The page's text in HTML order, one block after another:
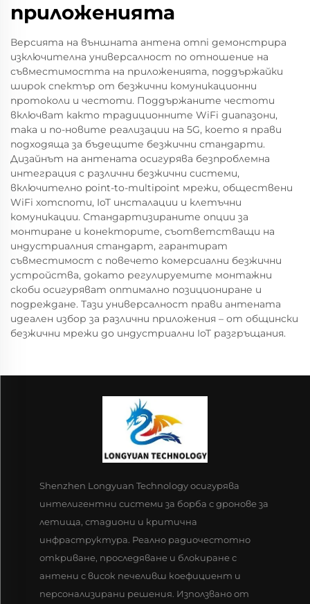
приложенията
Версията на външната антена omni демонстрира
изключителна универсалност по отношение на
съвместимостта на приложенията, поддържайки
широк спектър от безжични комуникационни
протоколи и честоти. Поддържаните честоти
включват както традиционните WiFi диапазони,
така и по-новите реализации на 5G, което я прави
подходяща за бъдещите безжични стандарти.
Дизайнът на антената осигурява безпроблемна
интеграция с различни безжични системи,
включително point-to-multipoint мрежи, обществени
WiFi хотспоти, IoT инсталации и клетъчни
комуникации. Стандартизираните опции за
монтиране и конекторите, съответстващи на
индустриалния стандарт, гарантират
съвместимост с повечето комерсиални безжични
устройства, докато регулируемите монтажни
скоби осигуряват оптимално позициониране и
подреждане. Тази универсалност прави антената
идеален избор за различни приложения – от общински
безжични мрежи до индустриални IoT разгръщания.
Shenzhen Longyuan Technology осигурява
интелигентни системи за борба с дронове за
летища, стадиони и критична
инфраструктура. Реално радиочестотно
откриване, проследяване и блокиране с
антени с висок печеливш коефициент и
персонализирани решения. Използвано от